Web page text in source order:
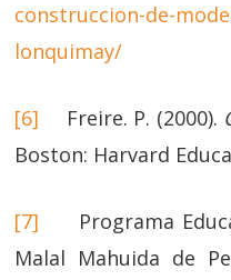
construccion-de-
lonquimay/
[6] Freire. P. (2000).
Boston: Harvard
[7] Programa
Malal Mahuida de